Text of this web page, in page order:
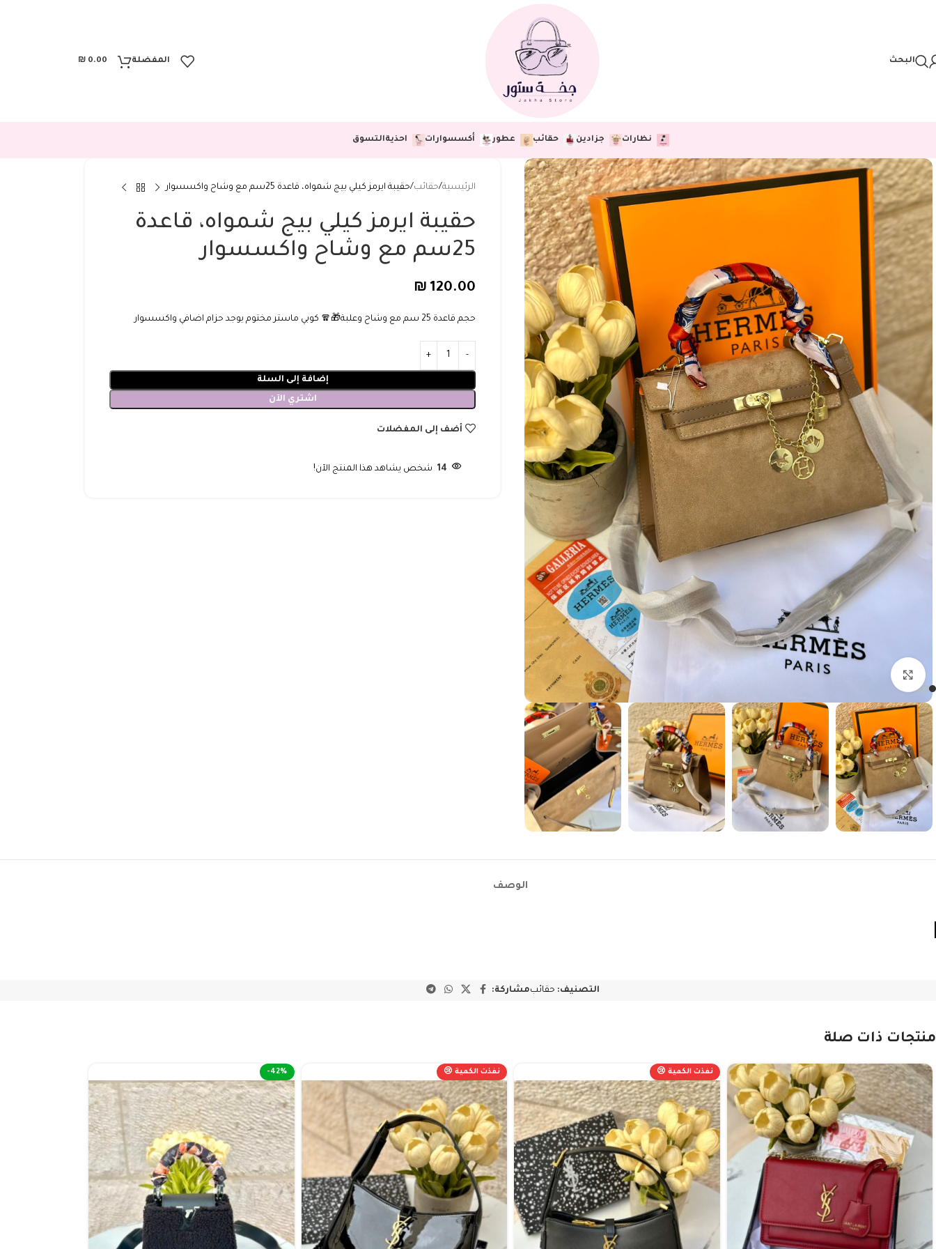
البحث المفضلة ₪ 0.00
نظارات جزادين حقائب عطور أكسسوارات احذيةالتسوق
Click to enlarge
الرئيسية حقائب حقيبة ايرمز كيلي بيج شمواه، قاعدة 25سم مع وشاح واكسسوار
حقيبة ايرمز كيلي بيج شمواه، قاعدة
25سم مع وشاح واكسسوار
₪ 120.00
حجم قاعدة 25 سم مع وشاح وعلبة🎁🧣 كوبي ماستر مختوم يوجد حزام اضافي واكسسوار
إضافة إلى السلة
اشتري الآن
أضف إلى المفضلات
14 شخص يشاهد هذا المنتج الآن!
الوصف
التصنيف: حقائبمشاركة:
منتجات ذات صلة
نفذت الكمية 😢 نفذت الكمية 😢 -42%